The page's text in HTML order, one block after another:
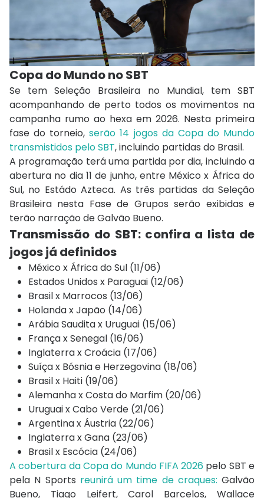
Copa do Mundo no SBT
Se tem Seleção Brasileira no Mundial, tem SBT
acompanhando de perto todos os movimentos na
campanha rumo ao hexa em 2026. Nesta primeira
fase do torneio,serão 14 jogos da Copa do Mundo
transmistidos pelo SBT, incluindo partidas do Brasil.
A programação terá uma partida por dia, incluindo a
abertura no dia 11 de junho, entre México x África do
Sul, no Estádo Azteca. As três partidas da Seleção
Brasileira nesta Fase de Grupos serão exibidas e
terão narração de Galvão Bueno.
Transmissão do SBT: confira a lista de
jogos já definidos
México x África do Sul (11/06)
Estados Unidos x Paraguai (12/06)
Brasil x Marrocos (13/06)
Holanda x Japão (14/06)
Arábia Saudita x Uruguai (15/06)
França x Senegal (16/06)
Inglaterra x Croácia (17/06)
Suíça x Bósnia e Herzegovina (18/06)
Brasil x Haiti (19/06)
Alemanha x Costa do Marfim (20/06)
Uruguai x Cabo Verde (21/06)
Argentina x Áustria (22/06)
Inglaterra x Gana (23/06)
Brasil x Escócia (24/06)
A cobertura da Copa do Mundo FIFA 2026 pelo SBT e
pela N Sports reunirá um time de craques: Galvão
Bueno, Tiago Leifert, Carol Barcelos, Wallace